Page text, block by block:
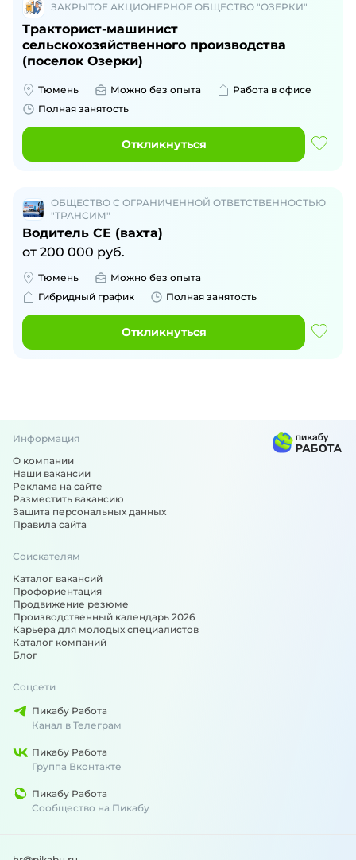
ЗАКРЫТОЕ АКЦИОНЕРНОЕ ОБЩЕСТВО "ОЗЕРКИ"
Тракторист-машинист
сельскохозяйственного производства
(поселок Озерки)
Тюмень Можно без опыта
Работа в офисе
Полная занятость
Откликнуться
ОБЩЕСТВО С ОГРАНИЧЕННОЙ ОТВЕТСТВЕННОСТЬЮ
"ТРАНСИМ"
Водитель СЕ (вахта)
от 200 000 руб.
Тюмень
Можно без опыта
Гибридный график
Полная занятость
Откликнуться
Информация
О компании
Наши вакансии
Реклама на сайте
Разместить вакансию
Защита персональных данных
Правила сайта
Соискателям
Каталог вакансий
Профориентация
Продвижение резюме
Производственный календарь 2026
Карьера для молодых специалистов
Каталог компаний
Блог
Соцсети
Пикабу Работа
Канал в Телеграм
Пикабу Работа
Группа Вконтакте
Пикабу Работа
Сообщество на Пикабу